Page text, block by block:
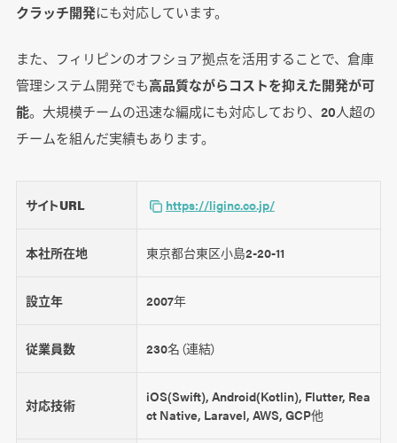
クラッチ開発にも対応しています。
また、フィリピンのオフショア拠点を活用することで、倉庫
管理システム開発でも高品質ながらコストを抑えた開発が可
能。大規模チームの迅速な編成にも対応しており、20人超の
チームを組んだ実績もあります。
サイトURL https://liginc.co.jp/
本社所在地 東京都台東区小島2-20-11
設立年 2007年
従業員数 230名（連結）
対応技術
iOS(Swift), Android(Kotlin), Flutter, Rea
ct Native, Laravel, AWS, GCP他